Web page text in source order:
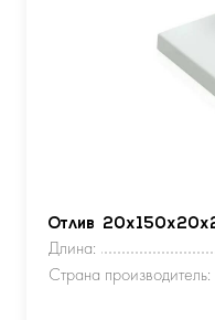
Отлив
Длина:
Страна производитель: